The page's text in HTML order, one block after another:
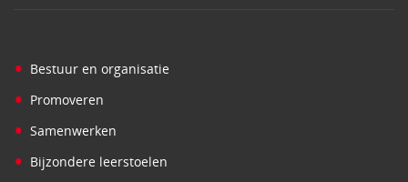
• Bestuur en organisatie
• Promoveren
• Samenwerken
• Bijzondere leerstoelen